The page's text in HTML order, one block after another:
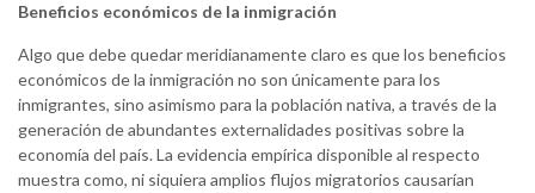
Beneficios económicos de la inmigración
Algo que debe quedar meridianamente claro es que los beneficios
económicos de la inmigración no son únicamente para los
inmigrantes, sino asimismo para la población nativa, a través de la
generación de abundantes externalidades positivas sobre la
economía del país. La evidencia empírica disponible al respecto
muestra como, ni siquiera amplios flujos migratorios causarían